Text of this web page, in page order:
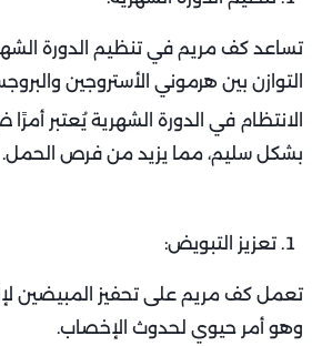
تساعد كف مريم في تنظيم الدورة
التوازن بين هرموني الأستروجين
الانتظام في الدورة الشهرية يُعتبر
بشكل سليم، مما يزيد من فرص الحمل.
تعزيز التبويض:
تعمل كف مريم على تحفيز المبيضين
وهو أمر حيوي لحدوث الإخصاب.